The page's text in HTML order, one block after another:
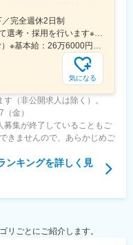
完全週休2日制
2社合同募集です。※ご希望の法人にて選考・採用を行います※配属先については、入社された法人内でご希望を考慮の上決定します大阪府大阪市北区西天満2-10-2 幸田ビル5階※ウールズプラス株式会社、ヒビオ株式会社ともに上記住所での勤務となります※オフィス内禁煙＜各社共通＞
月給27万1000円～（固定残業代含む）※基本給：26万6000円～※固定残業代は、時間外労働の有無に関わらず月2.45時間分を、一律5000円支給※上記を超える時間外労働分は追加で支給＜各社共通＞
気になる
（非公開求人は除く）。
金）
募集が終了していることもご
きませんので、あらかじめご
ンキングを詳しく見
リごとにご紹介します。